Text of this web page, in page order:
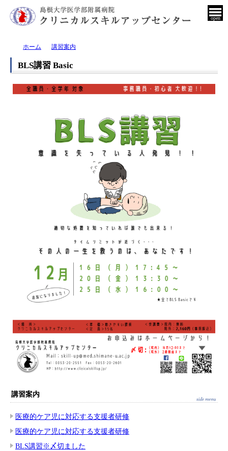
open
ホーム 講習案内
BLS講習 Basic
講習案内
医療的ケア児に対応する支援者研修
医療的ケア児に対応する支援者研修
BLS講習※〆切ました